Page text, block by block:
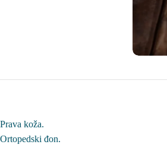
Prava koža.
Ortopedski đon.